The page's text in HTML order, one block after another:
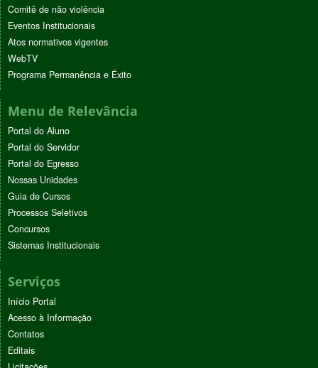
Comitê de não violência
Eventos Institucionais
Atos normativos vigentes
WebTV
Programa Permanência e Êxito
Menu de Relevância
Portal do Aluno
Portal do Servidor
Portal do Egresso
Nossas Unidades
Guia de Cursos
Processos Seletivos
Concursos
Sistemas Institucionais
Serviços
Início Portal
Acesso à Informação
Contatos
Editais